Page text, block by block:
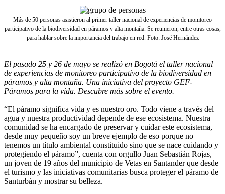
Más de 50 personas asistieron al primer taller nacional de experiencias de monitoreo
participativo de la biodiversidad en páramos y alta montaña. Se reunieron, entre otras cosas,
para hablar sobre la importancia del trabajo en red. Foto: José Hernández
El pasado 25 y 26 de mayo se realizó en Bogotá el taller nacional
de experiencias de monitoreo participativo de la biodiversidad en
páramos y alta montaña. Una iniciativa del proyecto GEF-
Páramos para la vida. Descubre más sobre el evento.
“El páramo significa vida y es nuestro oro. Todo viene a través del
agua y nuestra productividad depende de ese ecosistema. Nuestra
comunidad se ha encargado de preservar y cuidar este ecosistema,
desde muy pequeño soy un breve ejemplo de eso porque no
tenemos un título ambiental constituido sino que se nace cuidando y
protegiendo el páramo”, cuenta con orgullo Juan Sebastián Rojas,
un joven de 19 años del municipio de Vetas en Santander que desde
el turismo y las iniciativas comunitarias busca proteger el páramo de
Santurbán y mostrar su belleza.